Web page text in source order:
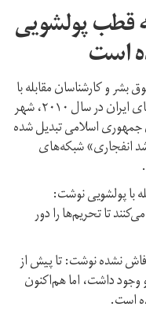
قطب پولشویی
است
بشر و کارشناسان مقابله با
پولشویی گزارش داد از زمان تشدید تحریم‌های ایران در سال ۲۰۱۰، شهر
جمهوری اسلامی تبدیل شده
انفجاری» شبکه‌های
با پولشویی نوشت:
تا تحریم‌ها را دور
فاش نشده نوشت: تا پیش از
وجود داشت، اما هم‌اکنون